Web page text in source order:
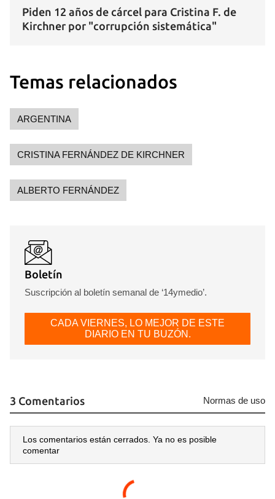
Para poder guardar como favorito, primero has de
iniciar sesión con tu cuenta de 14ymedio.
Piden 12 años de cárcel para Cristina F. de
Kirchner por "corrupción sistemática"
Temas relacionados
ARGENTINA
CRISTINA FERNÁNDEZ DE KIRCHNER
ALBERTO FERNÁNDEZ
Boletín
Suscripción al boletín semanal de ‘14ymedio’.
CADA VIERNES, LO MEJOR DE ESTE
DIARIO EN TU BUZÓN.
3 Comentarios Normas de uso
Los comentarios están cerrados. Ya no es posible
comentar